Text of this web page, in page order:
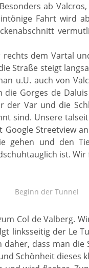
ab
Fahrt wird
dem Vartal
Straße steigt
u.U. auch von
Gorges de
der Var und die
sind. Unsere
Streetview
und den
ist.
Beginn der Tunnel
Col de Valberg.
linksseitig der Le
dass man
Schönheit